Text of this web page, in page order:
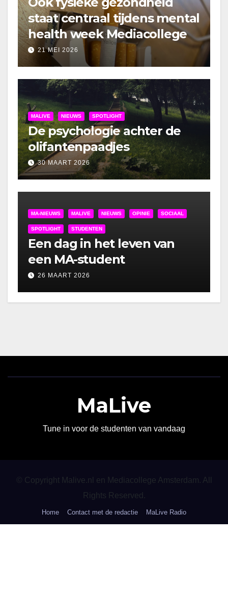
staat centraal tijdens mental
health week Mediacollege
21 MEI 2026
MALIVE NIEUWS SPOTLIGHT
De psychologie achter de
olifantenpaadjes
30 MAART 2026
MA-NIEUWS MALIVE NIEUWS OPINIE SOCIAAL
SPOTLIGHT STUDENTEN
Een dag in het leven van
een MA-student
26 MAART 2026
MaLive
Tune in voor de studenten van vandaag
© Copyright Malive.nl en Mediacollege Amsterdam. All
Rights Reserved.
Home Contact met de redactie MaLive Radio